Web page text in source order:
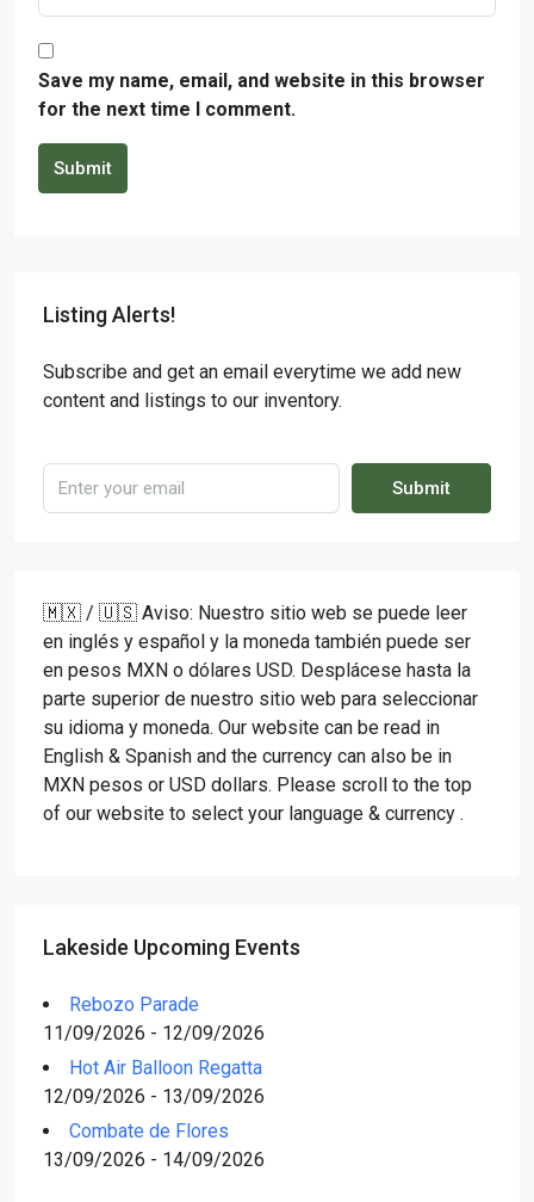
Save my name, email, and website in this browser
for the next time I comment.
Submit
Listing Alerts!
Subscribe and get an email everytime we add new
content and listings to our inventory.
Submit
🇲🇽 / 🇺🇸 Aviso: Nuestro sitio web se puede leer
en inglés y español y la moneda también puede ser
en pesos MXN o dólares USD. Desplácese hasta la
parte superior de nuestro sitio web para seleccionar
su idioma y moneda. Our website can be read in
English & Spanish and the currency can also be in
MXN pesos or USD dollars. Please scroll to the top
of our website to select your language & currency .
Lakeside Upcoming Events
Rebozo Parade
11/09/2026 - 12/09/2026
Hot Air Balloon Regatta
12/09/2026 - 13/09/2026
Combate de Flores
13/09/2026 - 14/09/2026